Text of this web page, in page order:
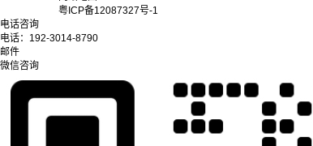
粤ICP备12087327号-1
电话咨询
电话： 192-3014-8790
邮件
微信咨询